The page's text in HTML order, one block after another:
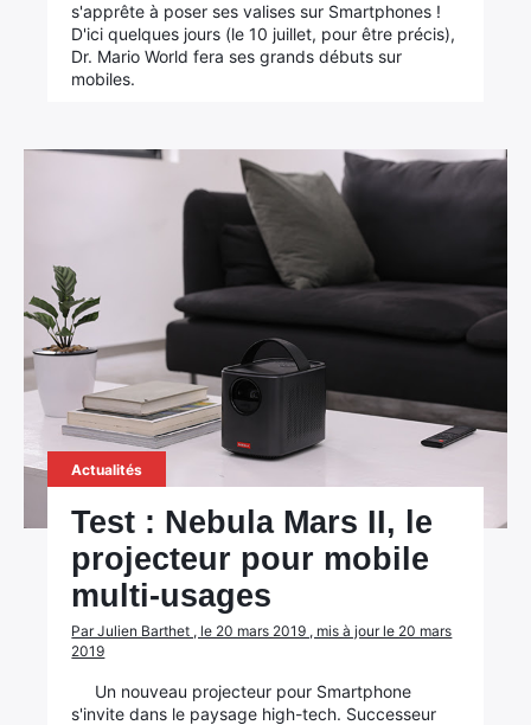
s'apprête à poser ses valises sur Smartphones !
D'ici quelques jours (le 10 juillet, pour être précis),
Dr. Mario World fera ses grands débuts sur
mobiles.
Actualités
Test : Nebula Mars II, le
projecteur pour mobile
multi-usages
Par Julien Barthet , le 20 mars 2019 , mis à jour le 20 mars
2019
Un nouveau projecteur pour Smartphone
s'invite dans le paysage high-tech. Successeur